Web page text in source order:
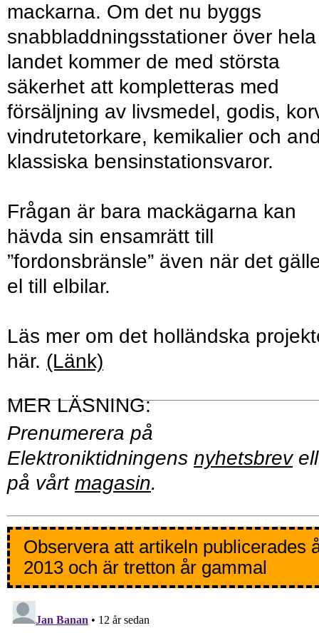
mackarna. Om det nu byggs
snabbladdningsstationer över hela
landet kommer de med största
säkerhet att kompletteras med
försäljning av livsmedel, godis,
vindrutetorkare, kemikalier och
klassiska bensinstationsvaror.
Frågan är bara mackägarna kan
hävda sin ensamrätt till
”fordonsbränsle” även när det
el till elbilar.
Läs mer om det holländska
här. (Länk)
Prenumerera på
Elektroniktidningens nyhetsbrev
på vårt magasin.
Observera att artikeln publicerades
2013 och är tretton år gammal